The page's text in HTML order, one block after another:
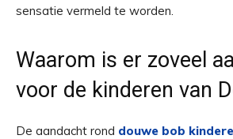
sensatie vermeld te worden.
Waarom is er zoveel
voor de kinderen van
De aandacht rond douwe bob